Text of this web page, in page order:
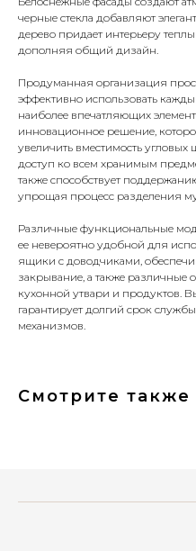
черные стекла добавляют
дерево придает интерьеру
дополняя общий дизайн.
Продуманная организация
эффективно использовать
наиболее впечатляющих
инновационное решение,
увеличить вместимость
доступ ко всем хранимым
также способствует
упрощая процесс разделения
Различные функциональные
ее невероятно удобной для
ящики с доводчиками,
закрывание, а также различные
кухонной утвари и продуктов.
гарантирует долгий срок
механизмов.
Смотрите также